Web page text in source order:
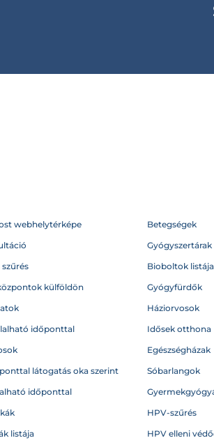
webhelytérképe
külföldön
időponttal
látogatás oka szerint
időponttal
listája
Betegségek
Gyógyszertárak
Bioboltok listája
Gyógyfürdők
Háziorvosok
Idősek otthona
Egészségházak
Sóbarlangok
HPV-szűrés
HPV elleni